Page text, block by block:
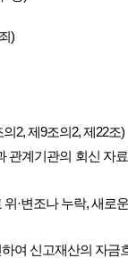
)
2, 제9조의2, 제22조)
관계기관의 회신 자
·변조나 누락, 새
여 신고재산의 자